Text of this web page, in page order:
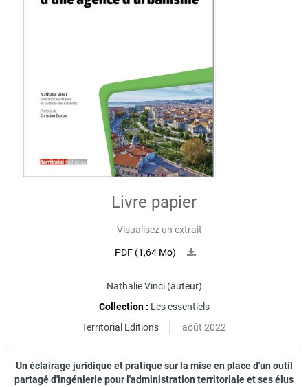
Livre papier
Visualisez un extrait
PDF (1,64 Mo)
Nathalie Vinci(auteur)
Collection : Les essentiels
Territorial Editions
août 2022
Un éclairage juridique et pratique sur la mise en place d'un outil
partagé d'ingénierie pour l'administration territoriale et ses élus